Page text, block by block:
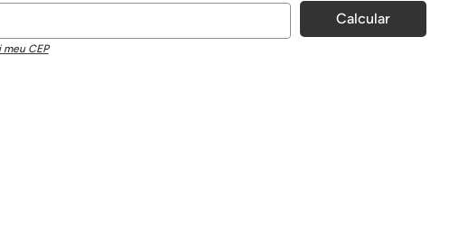
meu CEP